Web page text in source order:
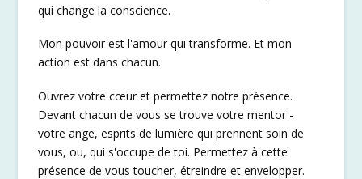
qui change la conscience.
Mon pouvoir est l'amour qui transforme. Et mon
action est dans chacun.
Ouvrez votre cœur et permettez notre présence.
Devant chacun de vous se trouve votre mentor -
votre ange, esprits de lumière qui prennent soin de
vous, ou, qui s'occupe de toi. Permettez à cette
présence de vous toucher, étreindre et envelopper.